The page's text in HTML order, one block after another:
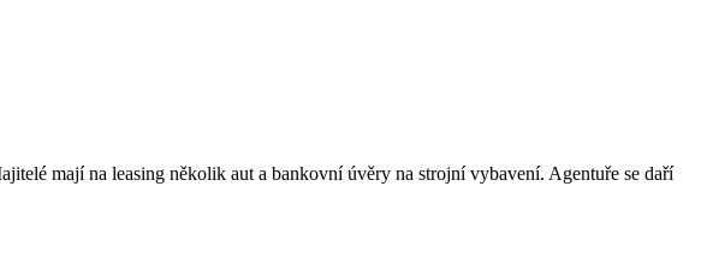
mají na leasing několik aut a bankovní úvěry na strojní vybavení. Agentuře se daří